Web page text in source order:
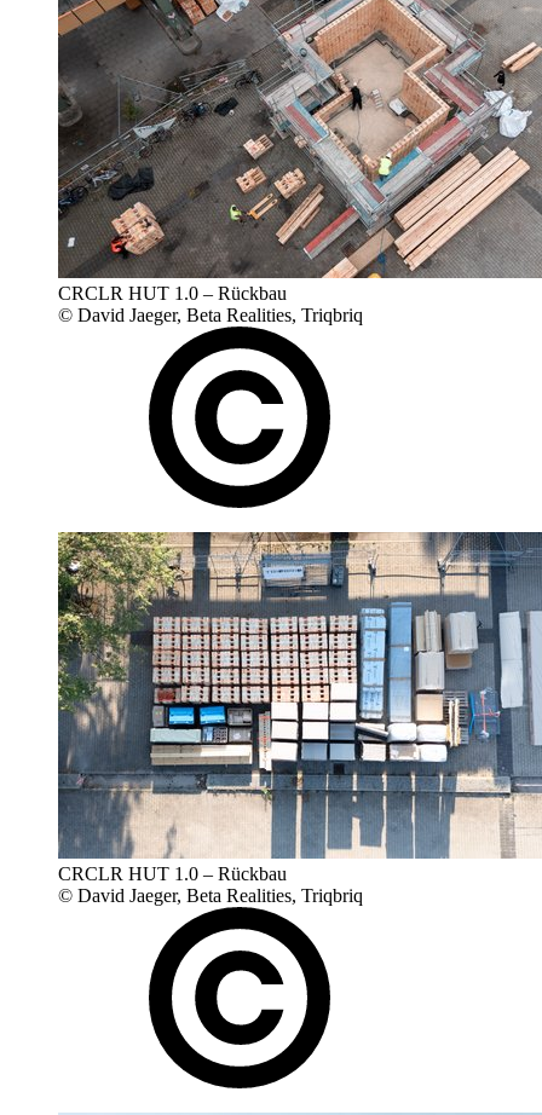
CRCLR HUT 1.0 – Rückbau
© David Jaeger, Beta Realities, Triqbriq
CRCLR HUT 1.0 – Rückbau
© David Jaeger, Beta Realities, Triqbriq